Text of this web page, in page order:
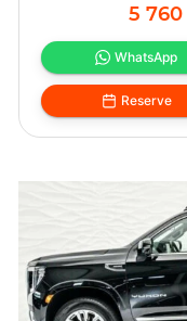
5 760
WhatsApp
Reserve